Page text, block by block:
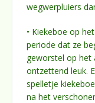
wegwerpluiers
• Kiekeboe op
periode dat ze
geworstel op het
ontzettend leuk.
spelletje
na het